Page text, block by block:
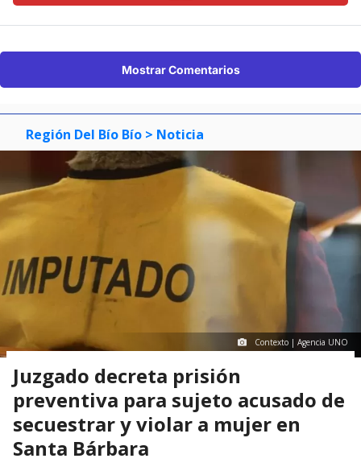
Mostrar Comentarios
Región Del Bío Bío > Noticia
Contexto | Agencia UNO
Juzgado decreta prisión
preventiva para sujeto acusado de
secuestrar y violar a mujer en
Santa Bárbara